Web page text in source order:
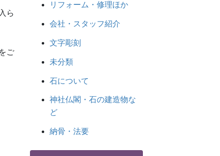
ら
ご
リフォーム・修理ほか
会社・スタッフ紹介
文字彫刻
未分類
石について
神社仏閣・石の建造物な
ど
納骨・法要